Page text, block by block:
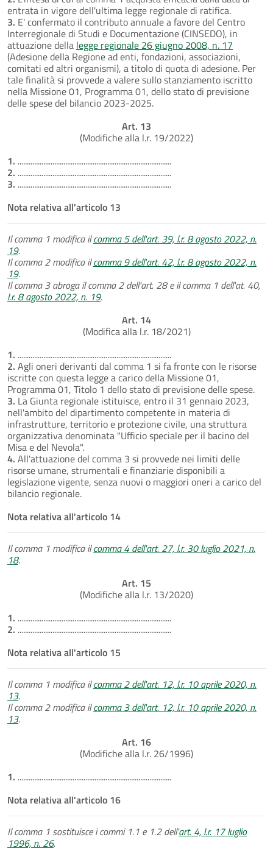
entrata in vigore dell'ultima legge regionale di ratifica.
3. E' confermato il contributo annuale a favore del Centro
Interregionale di Studi e Documentazione (CINSEDO), in
attuazione della legge regionale 26 giugno 2008, n. 17
(Adesione della Regione ad enti, fondazioni, associazioni,
comitati ed altri organismi), a titolo di quota di adesione. Per
tale finalità si provvede a valere sullo stanziamento iscritto
nella Missione 01, Programma 01, dello stato di previsione
delle spese del bilancio 2023-2025.
Art. 13
(Modifiche alla l.r. 19/2022)
1. ....................................................................................
2. ....................................................................................
3. ....................................................................................
Nota relativa all'articolo 13
Il comma 1 modifica ilcomma 5 dell'art. 39, l.r. 8 agosto 2022, n.
19.
Il comma 2 modifica ilcomma 9 dell'art. 42, l.r. 8 agosto 2022, n.
19.
Il comma 3 abroga il comma 2 dell'art. 28 e il comma 1 dell'at. 40,
l.r. 8 agosto 2022, n. 19.
Art. 14
(Modifica alla l.r. 18/2021)
1. ....................................................................................
2. Agli oneri derivanti dal comma 1 si fa fronte con le risorse
iscritte con questa legge a carico della Missione 01,
Programma 01, Titolo 1 dello stato di previsione delle spese.
3. La Giunta regionale istituisce, entro il 31 gennaio 2023,
nell'ambito del dipartimento competente in materia di
infrastrutture, territorio e protezione civile, una struttura
organizzativa denominata "Ufficio speciale per il bacino del
Misa e del Nevola".
4. All'attuazione del comma 3 si provvede nei limiti delle
risorse umane, strumentali e finanziarie disponibili a
legislazione vigente, senza nuovi o maggiori oneri a carico del
bilancio regionale.
Nota relativa all'articolo 14
Il comma 1 modifica ilcomma 4 dell'art. 27, l.r. 30 luglio 2021, n.
18.
Art. 15
(Modifiche alla l.r. 13/2020)
1. ....................................................................................
2. ....................................................................................
Nota relativa all'articolo 15
Il comma 1 modifica ilcomma 2 dell'art. 12, l.r. 10 aprile 2020, n.
13.
Il comma 2 modifica ilcomma 3 dell'art. 12, l.r. 10 aprile 2020, n.
13.
Art. 16
(Modifiche alla l.r. 26/1996)
1. ....................................................................................
Nota relativa all'articolo 16
Il comma 1 sostituisce i commi 1.1 e 1.2 dell'art. 4, l.r. 17 luglio
1996, n. 26.